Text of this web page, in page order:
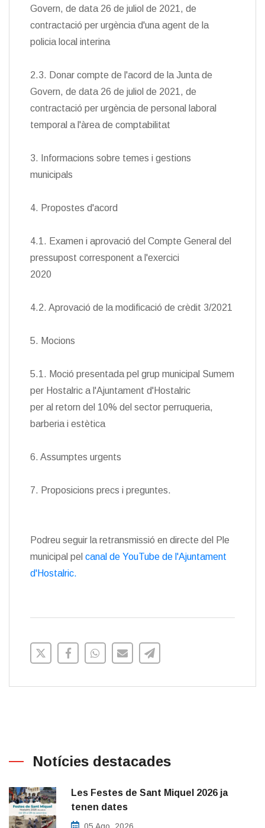
Govern, de data 26 de juliol de 2021, de
contractació per urgència d'una agent de la
policia local interina
2.3. Donar compte de l'acord de la Junta de
Govern, de data 26 de juliol de 2021, de
contractació per urgència de personal laboral
temporal a l'àrea de comptabilitat
3. Informacions sobre temes i gestions
municipals
4. Propostes d'acord
4.1. Examen i aprovació del Compte General del
pressupost corresponent a l'exercici
2020
4.2. Aprovació de la modificació de crèdit 3/2021
5. Mocions
5.1. Moció presentada pel grup municipal Sumem
per Hostalric a l'Ajuntament d'Hostalric
per al retorn del 10% del sector perruqueria,
barberia i estètica
6. Assumptes urgents
7. Proposicions precs i preguntes.
Podreu seguir la retransmissió en directe del Ple
municipal pel canal de YouTube de l'Ajuntament
d'Hostalric.
Notícies destacades
Les Festes de Sant Miquel 2026 ja
tenen dates